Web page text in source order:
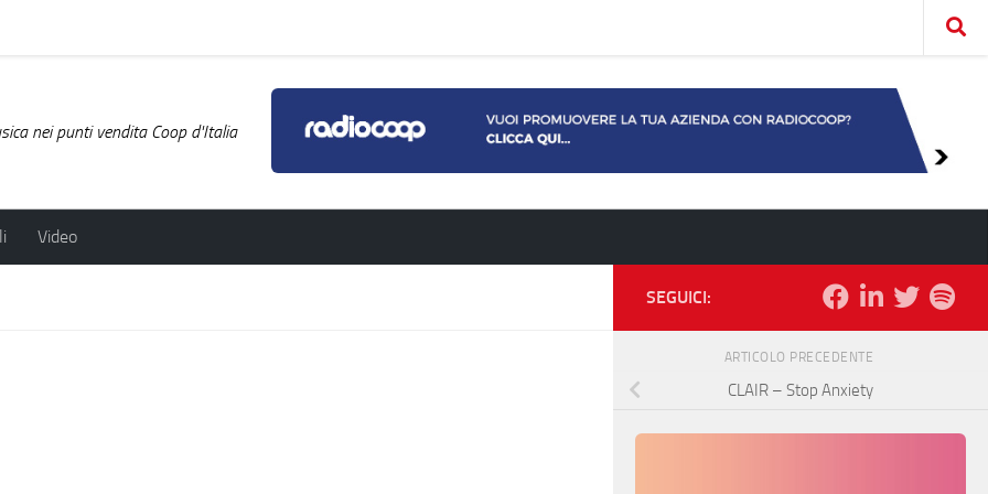
nei punti vendita Coop d'Italia
Video
SEGUICI:
ARTICOLO PRECEDENTE
CLAIR – Stop Anxiety